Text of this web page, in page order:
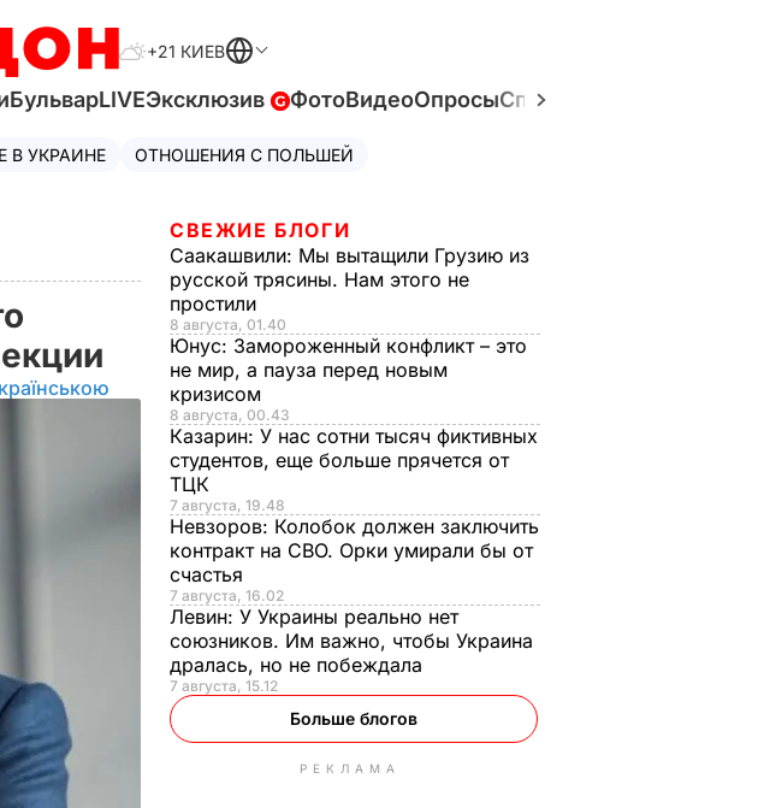
+21 КИЕВ
БульварLIVEЭксклюзив ФотоВидеоОпросыСпецпроекты
В УКРАИНЕ ОТНОШЕНИЯ С ПОЛЬШЕЙ
СВЕЖИЕ БЛОГИ
Саакашвили: Мы вытащили Грузию из
русской трясины. Нам этого не
простили
8 августа, 01.40
Юнус: Замороженный конфликт – это
не мир, а пауза перед новым
кризисом
8 августа, 00.43
Казарин: У нас сотни тысяч фиктивных
студентов, еще больше прячется от
ТЦК
7 августа, 19.48
Невзоров: Колобок должен заключить
контракт на СВО. Орки умирали бы от
счастья
7 августа, 16.02
Левин: У Украины реально нет
союзников. Им важно, чтобы Украина
дралась, но не побеждала
7 августа, 15.12
Больше блогов
РЕКЛАМА